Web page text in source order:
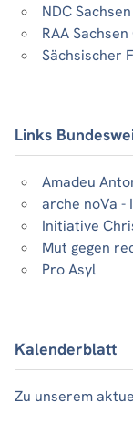
NDC Sachsen
RAA
Sächsischer
Links
Amadeu
arche noVa -
Initiative
Mut gegen
Pro Asyl
Kalenderblatt
Zu unserem